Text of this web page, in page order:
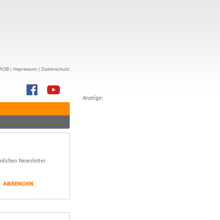
Anzeige:
Impressum Datenschutz
Newsletter